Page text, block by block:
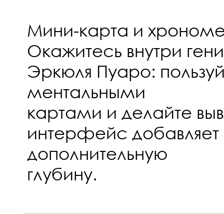
Мини-карта и
Окажитесь внутри
Эркюля Пуаро:
ментальными
картами и делайте
интерфейс
дополнительную
глубину.